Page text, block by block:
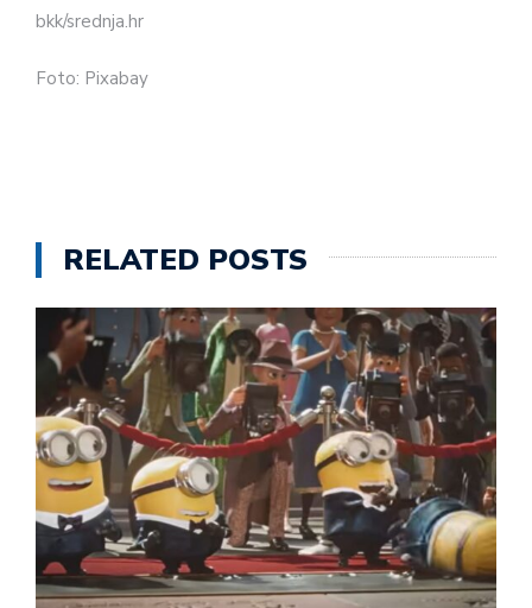
bkk/srednja.hr
Foto: Pixabay
RELATED POSTS